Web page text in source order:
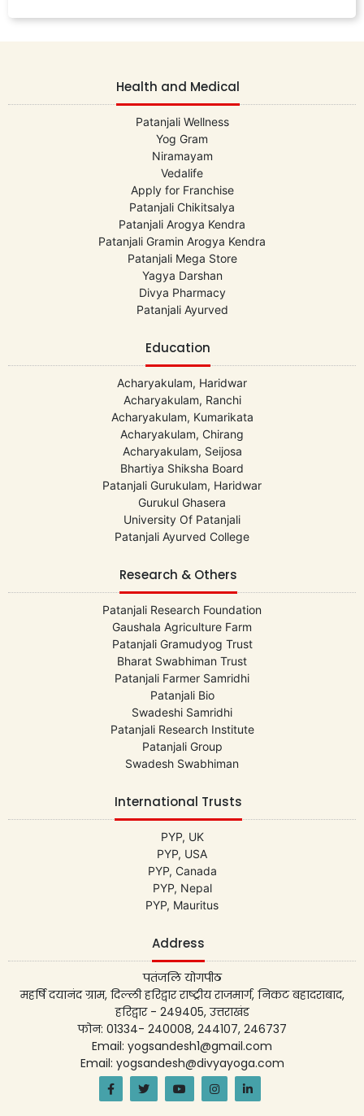
Health and Medical
Patanjali Wellness
Yog Gram
Niramayam
Vedalife
Apply for Franchise
Patanjali Chikitsalya
Patanjali Arogya Kendra
Patanjali Gramin Arogya Kendra
Patanjali Mega Store
Yagya Darshan
Divya Pharmacy
Patanjali Ayurved
Education
Acharyakulam, Haridwar
Acharyakulam, Ranchi
Acharyakulam, Kumarikata
Acharyakulam, Chirang
Acharyakulam, Seijosa
Bhartiya Shiksha Board
Patanjali Gurukulam, Haridwar
Gurukul Ghasera
University Of Patanjali
Patanjali Ayurved College
Research & Others
Patanjali Research Foundation
Gaushala Agriculture Farm
Patanjali Gramudyog Trust
Bharat Swabhiman Trust
Patanjali Farmer Samridhi
Patanjali Bio
Swadeshi Samridhi
Patanjali Research Institute
Patanjali Group
Swadesh Swabhiman
International Trusts
PYP, UK
PYP, USA
PYP, Canada
PYP, Nepal
PYP, Mauritus
Address
पतंजलि योगपीठ
महर्षि दयानंद ग्राम, दिल्ली हरिद्वार राष्ट्रीय राजमार्ग, निकट बहादराबाद,
हरिद्वार - 249405, उत्तराखंड
फोन: 01334- 240008, 244107, 246737
Email: yogsandesh1@gmail.com
Email: yogsandesh@divyayoga.com